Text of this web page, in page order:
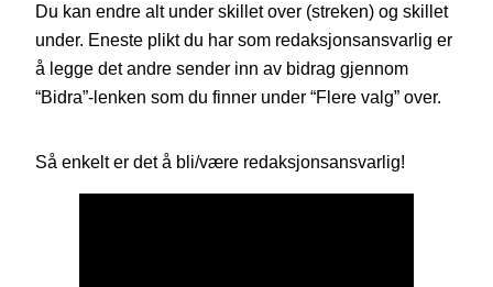
Du kan endre alt under skillet over (streken) og skillet
under. Eneste plikt du har som redaksjonsansvarlig er
å legge det andre sender inn av bidrag gjennom
“Bidra”-lenken som du finner under “Flere valg” over.
Så enkelt er det å bli/være redaksjonsansvarlig!